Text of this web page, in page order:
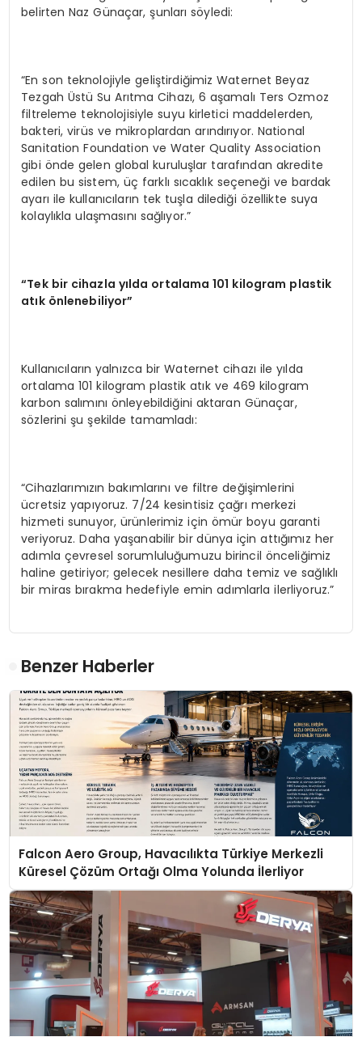
belirten Naz Günaçar, şunları söyledi:
“En son teknolojiyle geliştirdiğimiz Waternet Beyaz
Tezgah Üstü Su Arıtma Cihazı, 6 aşamalı Ters Ozmoz
filtreleme teknolojisiyle suyu kirletici maddelerden,
bakteri, virüs ve mikroplardan arındırıyor. National
Sanitation Foundation ve Water Quality Association
gibi önde gelen global kuruluşlar tarafından akredite
edilen bu sistem, üç farklı sıcaklık seçeneği ve bardak
ayarı ile kullanıcıların tek tuşla dilediği özellikte suya
kolaylıkla ulaşmasını sağlıyor.”
“Tek bir cihazla yılda ortalama 101 kilogram plastik
atık önlenebiliyor”
Kullanıcıların yalnızca bir Waternet cihazı ile yılda
ortalama 101 kilogram plastik atık ve 469 kilogram
karbon salımını önleyebildiğini aktaran Günaçar,
sözlerini şu şekilde tamamladı:
“Cihazlarımızın bakımlarını ve filtre değişimlerini
ücretsiz yapıyoruz. 7/24 kesintisiz çağrı merkezi
hizmeti sunuyor, ürünlerimiz için ömür boyu garanti
veriyoruz. Daha yaşanabilir bir dünya için attığımız her
adımla çevresel sorumluluğumuzu birincil önceliğimiz
haline getiriyor; gelecek nesillere daha temiz ve sağlıklı
bir miras bırakma hedefiyle emin adımlarla ilerliyoruz.”
Benzer Haberler
Falcon Aero Group, Havacılıkta Türkiye Merkezli
Küresel Çözüm Ortağı Olma Yolunda İlerliyor